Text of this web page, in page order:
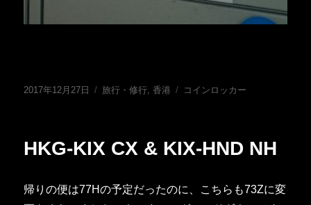
投
2017年12月27日
カ
ー
旅行・修行 ,香港
タ
コインロッカー
HKG-KIX CX & KIX-HND NH
帰りの便は77Hの予定だったのに、こちらも73Zに変